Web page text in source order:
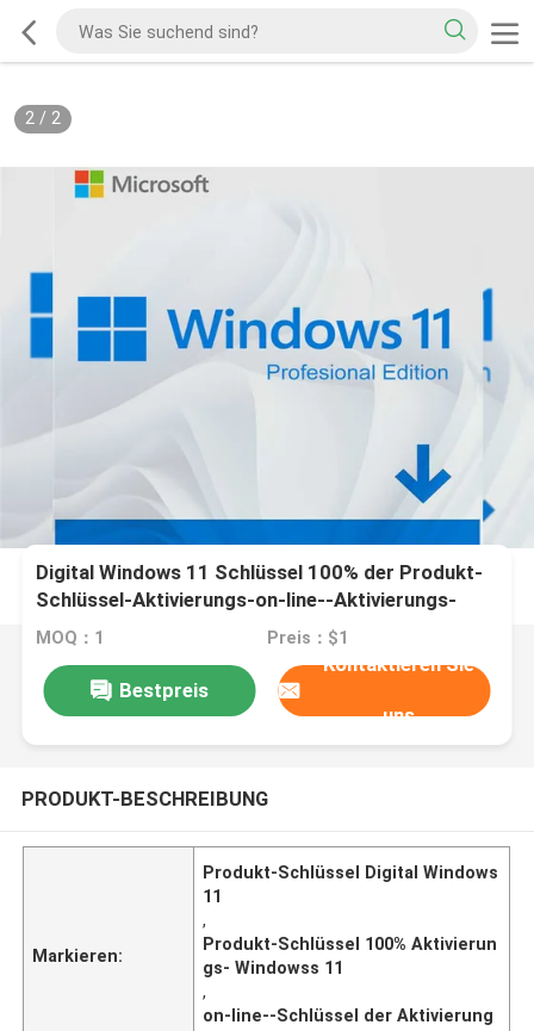
2/ 2
Digital Windows 11 Schlüssel 100% der Produkt-
Schlüssel-Aktivierungs-on-line--Aktivierungs-
Win11
MOQ：1 Preis：$1
Bestpreis
Kontaktieren Sie
uns
PRODUKT-BESCHREIBUNG
Markieren:
Produkt-Schlüssel Digital Windows
11
,
Produkt-Schlüssel 100% Aktivierun
gs- Windowss 11
,
on-line--Schlüssel der Aktivierung